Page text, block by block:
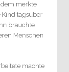
merkte
Kind tagsüber
brauchte
Menschen
machte